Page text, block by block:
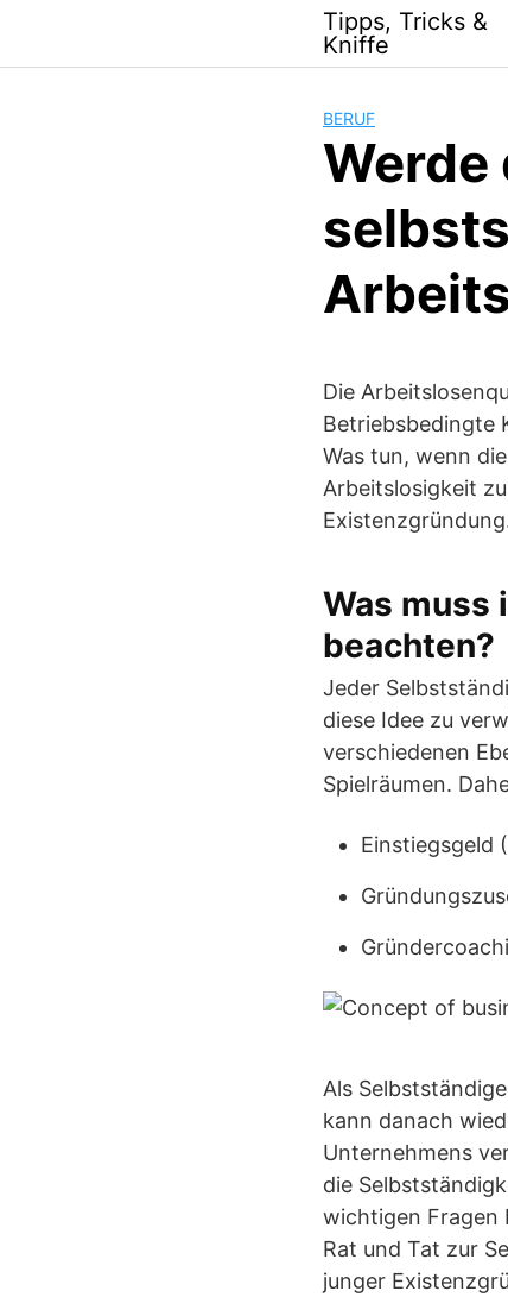
content
Tipps, Tricks &
Kniffe
BERUF
Werde
Die
Betriebsbedingte
Was tun, wenn
Arbeitslosigkeit
Was muss
beachten?
Jeder
diese Idee zu
verschiedenen
Spielräumen.
Einstiegsgeld
Als
kann danach
Unternehmens
die
wichtigen Fragen
Rat und Tat zur
junger